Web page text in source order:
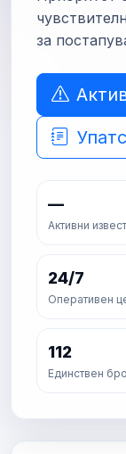
за
—
Активни
24/7
Оперативен
112
Единствен